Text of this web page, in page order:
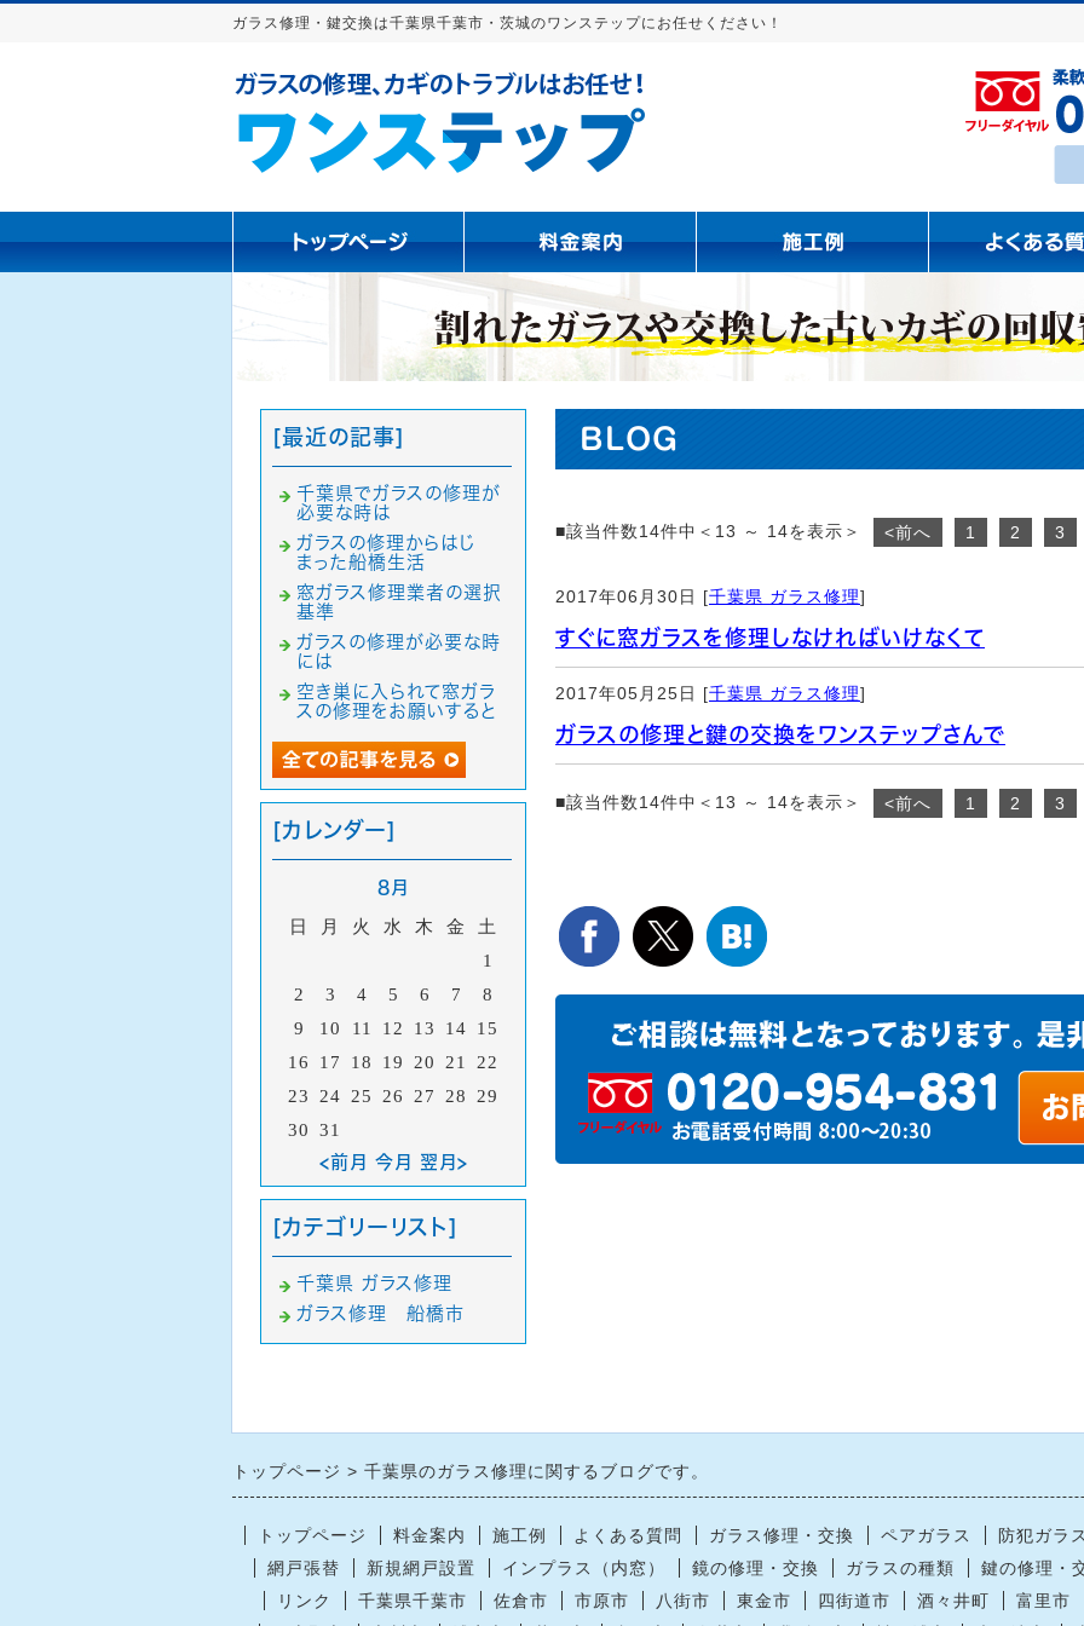
ガラス修理・鍵交換は千葉県千葉市・茨城のワンステップにお任せください！
BLOG
■該当件数14件中＜13 ～ 14を表示＞ <前へ 1 2 3
2017年06月30日 [千葉県 ガラス修理]
すぐに窓ガラスを修理しなければいけなくて
2017年05月25日 [千葉県 ガラス修理]
ガラスの修理と鍵の交換をワンステップさんで
■該当件数14件中＜13 ～ 14を表示＞ <前へ 1 2 3
[最近の記事]
千葉県でガラスの修理が
必要な時は
ガラスの修理からはじ
まった船橋生活
窓ガラス修理業者の選択
基準
ガラスの修理が必要な時
には
空き巣に入られて窓ガラ
スの修理をお願いすると
[カレンダー]
8月
日 月 火 水 木 金
土
1
2
3 4 5 6 7
8
9
10 11 12 13 14
15
16
17 18 19 20 21
22
23
24 25 26 27 28
29
30
31
<前月 今月 翌月>
[カテゴリーリスト]
千葉県 ガラス修理
ガラス修理 船橋市
トップページ 千葉県のガラス修理に関するブログです。
トップページ 料金案内 施工例 よくある質問 ガラス修理・交換 ペアガラス
防犯ガラ
網戸張替
新規網戸設置 インプラス（内窓） 鏡の修理・交換 ガラスの種類
鍵の修理・
リンク
千葉県千葉市 佐倉市 市原市 八街市 東金市 四街道市 酒々井町
富里市